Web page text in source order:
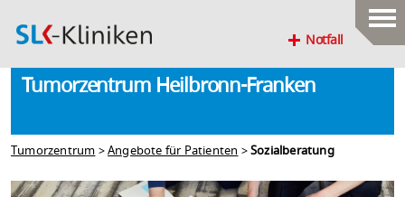
Notfall
Tumorzentrum Heilbronn-Franken
Tumorzentrum>Angebote für Patienten>Sozialberatung